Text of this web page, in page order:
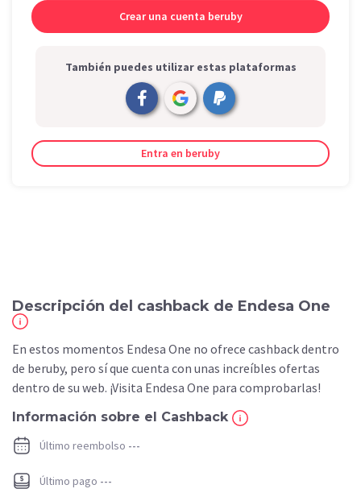
También puedes utilizar estas plataformas
Entra en beruby
Descripción del cashback de Endesa One
En estos momentos Endesa One no ofrece cashback dentro
de beruby, pero sí que cuenta con unas increíbles ofertas
dentro de su web. ¡Visita Endesa One para comprobarlas!
Información sobre el Cashback
Último reembolso ---
Último pago ---